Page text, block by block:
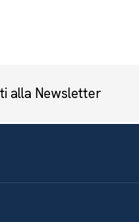
alla Newsletter